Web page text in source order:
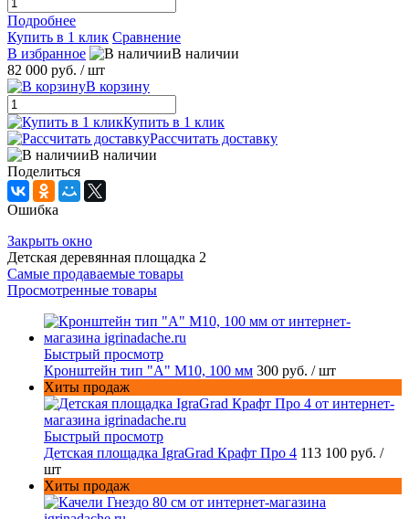
Подробнее
Купить в 1 клик Сравнение
В избранное
В наличии
82 000 руб. / шт
В корзину
Купить в 1 клик
Рассчитать доставку
В наличии
Поделиться
Ошибка
Закрыть окно
Детская деревянная площадка 2
Самые продаваемые товары
Просмотренные товары
Быстрый просмотр
Кронштейн тип "A" M10, 100 мм 300 руб. / шт
Хиты продаж
Быстрый просмотр
Детская площадка IgraGrad Крафт Про 4 113 100 руб. /
шт
Хиты продаж